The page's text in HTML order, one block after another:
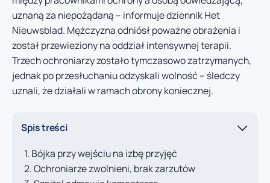
uznaną za niepożądaną – informuje dziennik Het
Nieuwsblad. Mężczyzna odniósł poważne obrażenia i
został przewieziony na oddział intensywnej terapii.
Trzech ochroniarzy zostało tymczasowo zatrzymanych,
jednak po przesłuchaniu odzyskali wolność – śledczy
uznali, że działali w ramach obrony koniecznej.
Spis treści
Bójka przy wejściu na izbę przyjęć
Ochroniarze zwolnieni, brak zarzutów